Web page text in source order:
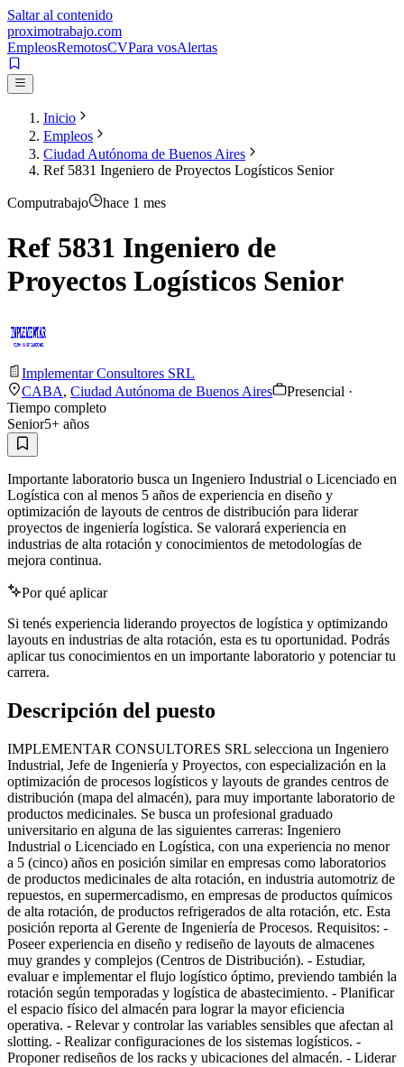
Saltar al contenido
proximotrabajo.com
EmpleosRemotosCVPara vosAlertas
Inicio
Empleos
Ciudad Autónoma de Buenos Aires
Ref 5831 Ingeniero de Proyectos Logísticos Senior
Computrabajo hace 1 mes
Ref 5831 Ingeniero de
Proyectos Logísticos Senior
Implementar Consultores SRL
CABA, Ciudad Autónoma de Buenos Aires
Presencial ·
Tiempo completo
Senior5+ años
Importante laboratorio busca un Ingeniero Industrial o Licenciado en
Logística con al menos 5 años de experiencia en diseño y
optimización de layouts de centros de distribución para liderar
proyectos de ingeniería logística. Se valorará experiencia en
industrias de alta rotación y conocimientos de metodologías de
mejora continua.
Por qué aplicar
Si tenés experiencia liderando proyectos de logística y optimizando
layouts en industrias de alta rotación, esta es tu oportunidad. Podrás
aplicar tus conocimientos en un importante laboratorio y potenciar tu
carrera.
Descripción del puesto
IMPLEMENTAR CONSULTORES SRL selecciona un Ingeniero
Industrial, Jefe de Ingeniería y Proyectos, con especialización en la
optimización de procesos logísticos y layouts de grandes centros de
distribución (mapa del almacén), para muy importante laboratorio de
productos medicinales. Se busca un profesional graduado
universitario en alguna de las siguientes carreras: Ingeniero
Industrial o Licenciado en Logística, con una experiencia no menor
a 5 (cinco) años en posición similar en empresas como laboratorios
de productos medicinales de alta rotación, en industria automotriz de
repuestos, en supermercadismo, en empresas de productos químicos
de alta rotación, de productos refrigerados de alta rotación, etc. Esta
posición reporta al Gerente de Ingeniería de Procesos. Requisitos: -
Poseer experiencia en diseño y rediseño de layouts de almacenes
muy grandes y complejos (Centros de Distribución). - Estudiar,
evaluar e implementar el flujo logístico óptimo, previendo también la
rotación según temporadas y logística de abastecimiento. - Planificar
el espacio físico del almacén para lograr la mayor eficiencia
operativa. - Relevar y controlar las variables sensibles que afectan al
slotting. - Realizar configuraciones de los sistemas logísticos. -
Proponer rediseños de los racks y ubicaciones del almacén. - Liderar